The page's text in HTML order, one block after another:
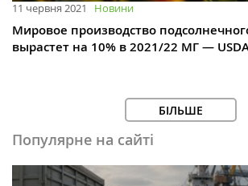
11 червня 2021 Новини
Мировое производство
вырастет на 10% в 2021/22 МГ —
БІЛЬШЕ
Популярне на сайті